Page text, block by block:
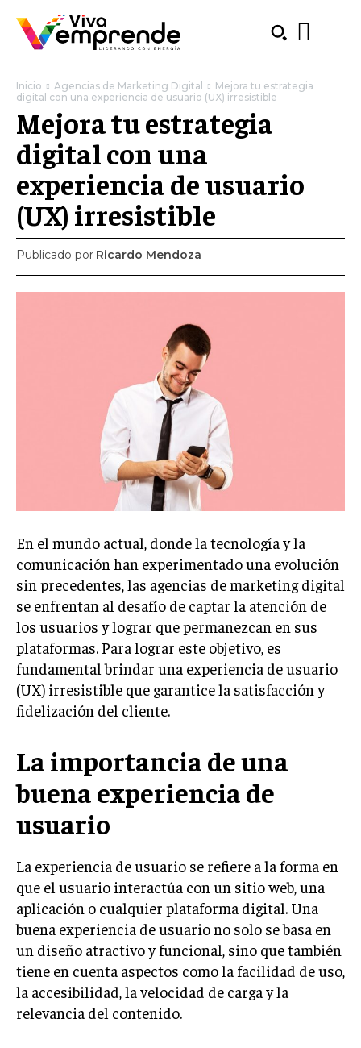
Welcome to Liberty Case
We have a curated list of the most noteworthy news from all
across the globe. With any subscription plan, you get access
exclusive articles that let you stay ahead of the curve.
Your Profile
LIFESTYLE PUBLIC OPINION
MARKETING
ESTRATEGIAS DE MARKETING
AGENCIAS DE MARKETING
AGENCIAS DE POSICIONAMIENTO WEB SEO
VENTA DE ENLACES
MARKETING DIGITAL
PUBLICIDAD
VENTAS Y PERSUASIÓN
GESTIÓN DE PRODUCTOS
Inicio Agencias de Marketing Digital
Mejora tu estrategia
digital con una experiencia de usuario (UX) irresistible
Mejora tu estrategia
digital con una
experiencia de usuario
(UX) irresistible
Publicado por Ricardo Mendoza
En el mundo actual, donde la tecnología y la
comunicación han experimentado una evolución
sin precedentes, las agencias de marketing digital
se enfrentan al desafío de captar la atención de
los usuarios y lograr que permanezcan en sus
plataformas. Para lograr este objetivo, es
fundamental brindar una experiencia de usuario
(UX) irresistible que garantice la satisfacción y
fidelización del cliente.
La importancia de una
buena experiencia de
usuario
La experiencia de usuario se refiere a la forma en
que el usuario interactúa con un sitio web, una
aplicación o cualquier plataforma digital. Una
buena experiencia de usuario no solo se basa en
un diseño atractivo y funcional, sino que también
tiene en cuenta aspectos como la facilidad de uso,
la accesibilidad, la velocidad de carga y la
relevancia del contenido.